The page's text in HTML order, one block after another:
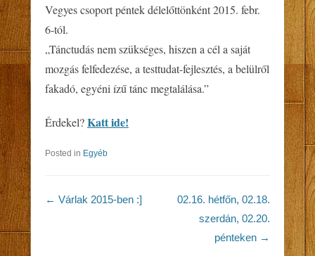
Vegyes csoport péntek délelőttönként 2015. febr.
6-tól.
„Tánctudás nem szükséges, hiszen a cél a saját
mozgás felfedezése, a testtudat-fejlesztés, a belülről
fakadó, egyéni ízű tánc megtalálása.”
Érdekel?Katt ide!
Posted in Egyéb
Post navigation
← Várlak 2015-ben :]
02.16. hétfőn, 02.18.
szerdán, 02.20.
pénteken →